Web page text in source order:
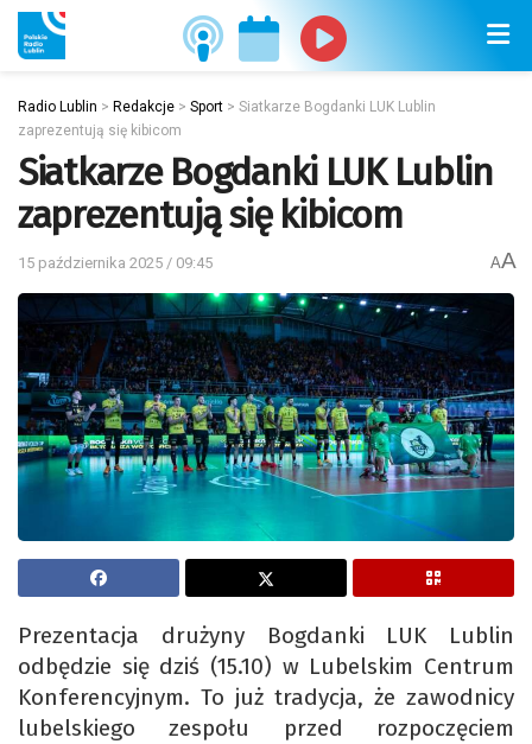
Radio Lublin > Redakcje > Sport > Siatkarze Bogdanki LUK Lublin
zaprezentują się kibicom
Siatkarze Bogdanki LUK Lublin
zaprezentują się kibicom
15 października 2025 / 09:45 AA
Prezentacja drużyny Bogdanki LUK Lublin
odbędzie się dziś (15.10) w Lubelskim Centrum
Konferencyjnym. To już tradycja, że zawodnicy
lubelskiego zespołu przed rozpoczęciem